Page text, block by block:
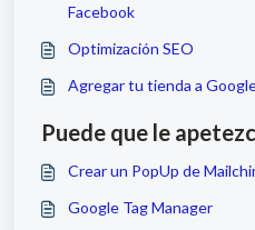
Facebook
Optimización SEO
Agregar tu tienda a
Puede que le
Crear un PopUp de
Google Tag Manager